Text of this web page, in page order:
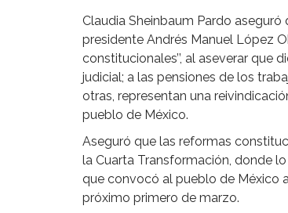
Claudia Sheinbaum Pardo
presidente Andrés Manuel López
constitucionales’’, al aseverar que
judicial; a las pensiones de los
otras, representan una
pueblo de México.
Aseguró que las reformas
la Cuarta Transformación, donde
que convocó al pueblo de México
próximo primero de marzo.